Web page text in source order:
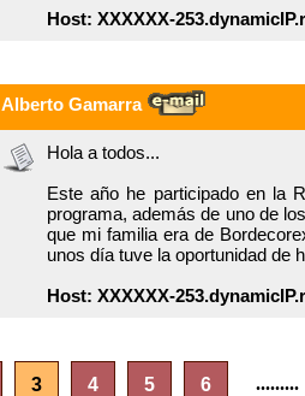
Host: XXXXXX-
Alberto Gamarra
Hola a todos...
Este año he participado en la
programa, además de uno de
que mi familia era de
unos día tuve la oportunidad de
Host: XXXXXX-
3 4 5 6 .........